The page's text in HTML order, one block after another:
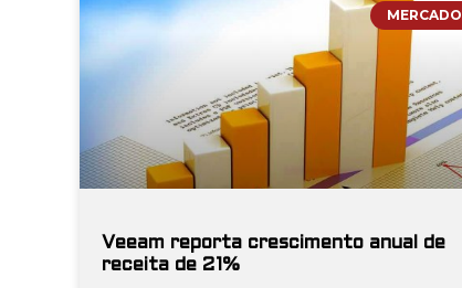
MERCADO
Veeam reporta crescimento anual de
receita de 21%